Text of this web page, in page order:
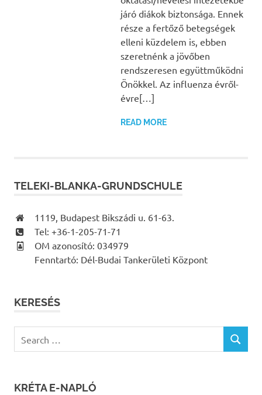
járó diákok biztonsága. Ennek
része a fertőző betegségek
elleni küzdelem is, ebben
szeretnénk a jövőben
rendszeresen együttműködni
Önökkel. Az influenza évről-
évre[…]
READ MORE
TELEKI-BLANKA-GRUNDSCHULE
1119, Budapest Bikszádi u. 61-63.
Tel: +36-1-205-71-71
OM azonosító: 034979
Fenntartó: Dél-Budai Tankerületi Központ
KERESÉS
for:
SEARCH
KRÉTA E-NAPLÓ